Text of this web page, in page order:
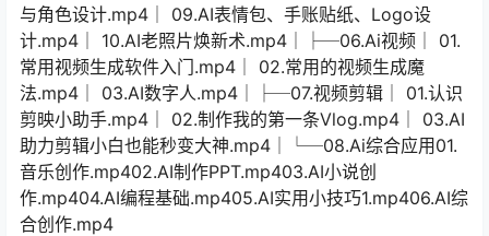
与角色设计.mp4│ 09.AI表情包、手账贴纸、Logo设
计.mp4│ 10.AI老照片焕新术.mp4│├─06.Ai视频│ 01.
常用视频生成软件入门.mp4│ 02.常用的视频生成魔
法.mp4│ 03.AI数字人.mp4│├─07.视频剪辑│ 01.认识
剪映小助手.mp4│ 02.制作我的第一条Vlog.mp4│ 03.AI
助力剪辑小白也能秒变大神.mp4│└─08.Ai综合应用01.
音乐创作.mp402.AI制作PPT.mp403.AI小说创
作.mp404.AI编程基础.mp405.AI实用小技巧1.mp406.AI综
合创作.mp4